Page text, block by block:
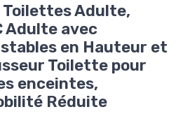
Toilettes Adulte,
Adulte avec
en Hauteur et
Toilette pour
enceintes,
Réduite